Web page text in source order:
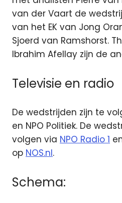
van der Vaart de
van het EK van Jong
Sjoerd van Ramshorst.
Ibrahim Afellay zijn de
Televisie en radio
De wedstrijden zijn te
en NPO Politiek. De
volgen via NPO Radio 1
op NOS.nl.
Schema: